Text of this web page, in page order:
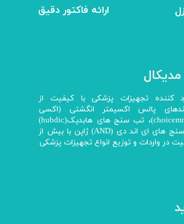
ارائه فاکتور دقیق
مدیکال
کننده تجهیزات پزشکی با کیفیت از
پالس اکسیمتر انگشتی (اکسی
واچ) چویسمد (choicemmed)، تب سنج های هابدیک(hubdic)
کره جنوبی و فشارسنج های ای اند دی (AND) ژاپن با بیش از